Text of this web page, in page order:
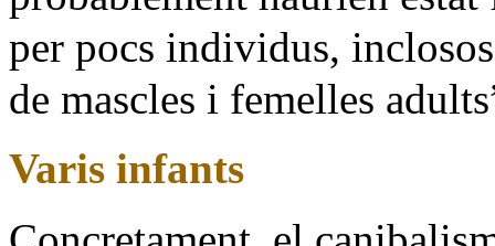
per pocs individus,
de mascles i femelles
Varis infants